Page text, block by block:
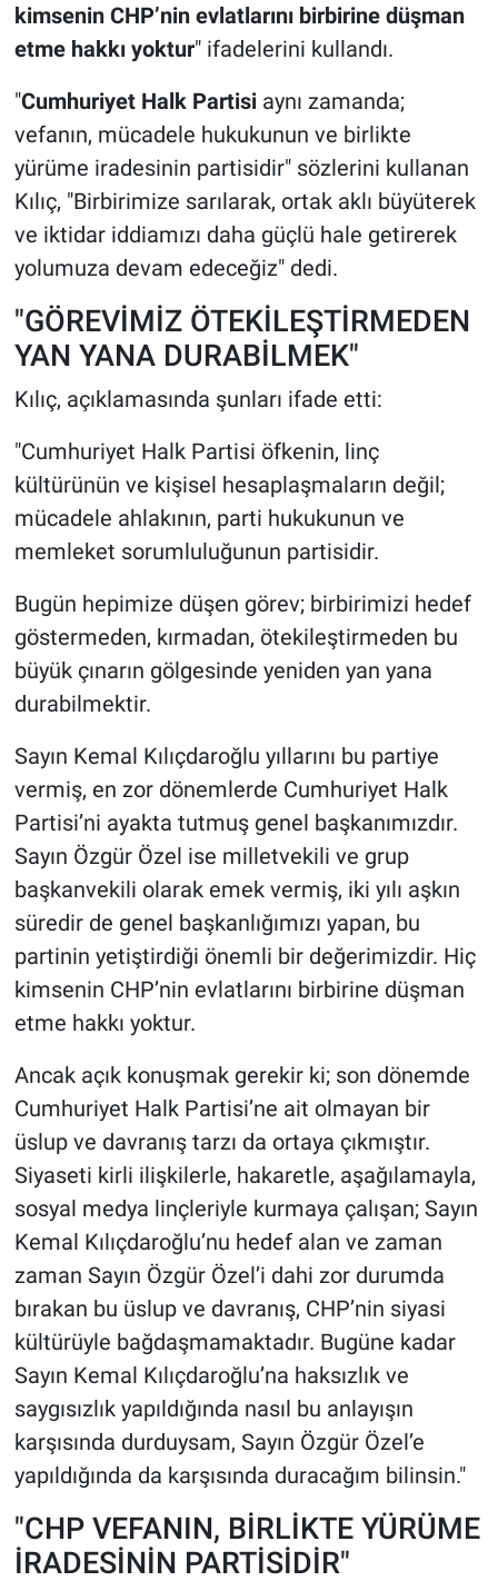
kimsenin CHP’nin evlatlarını birbirine düşman
etme hakkı yoktur" ifadelerini kullandı.
"Cumhuriyet Halk Partisiaynı zamanda;
vefanın, mücadele hukukunun ve birlikte
yürüme iradesinin partisidir" sözlerini kullanan
Kılıç, "Birbirimize sarılarak, ortak aklı büyüterek
ve iktidar iddiamızı daha güçlü hale getirerek
yolumuza devam edeceğiz" dedi.
"GÖREVİMİZ ÖTEKİLEŞTİRMEDEN
YAN YANA DURABİLMEK"
Kılıç, açıklamasında şunları ifade etti:
"Cumhuriyet Halk Partisi öfkenin, linç
kültürünün ve kişisel hesaplaşmaların değil;
mücadele ahlakının, parti hukukunun ve
memleket sorumluluğunun partisidir.
Bugün hepimize düşen görev; birbirimizi hedef
göstermeden, kırmadan, ötekileştirmeden bu
büyük çınarın gölgesinde yeniden yan yana
durabilmektir.
Sayın Kemal Kılıçdaroğlu yıllarını bu partiye
vermiş, en zor dönemlerde Cumhuriyet Halk
Partisi’ni ayakta tutmuş genel başkanımızdır.
Sayın Özgür Özel ise milletvekili ve grup
başkanvekili olarak emek vermiş, iki yılı aşkın
süredir de genel başkanlığımızı yapan, bu
partinin yetiştirdiği önemli bir değerimizdir. Hiç
kimsenin CHP’nin evlatlarını birbirine düşman
etme hakkı yoktur.
Ancak açık konuşmak gerekir ki; son dönemde
Cumhuriyet Halk Partisi’ne ait olmayan bir
üslup ve davranış tarzı da ortaya çıkmıştır.
Siyaseti kirli ilişkilerle, hakaretle, aşağılamayla,
sosyal medya linçleriyle kurmaya çalışan; Sayın
Kemal Kılıçdaroğlu’nu hedef alan ve zaman
zaman Sayın Özgür Özel’i dahi zor durumda
bırakan bu üslup ve davranış, CHP’nin siyasi
kültürüyle bağdaşmamaktadır. Bugüne kadar
Sayın Kemal Kılıçdaroğlu’na haksızlık ve
saygısızlık yapıldığında nasıl bu anlayışın
karşısında durduysam, Sayın Özgür Özel’e
yapıldığında da karşısında duracağım bilinsin."
"CHP VEFANIN, BİRLİKTE YÜRÜME
İRADESİNİN PARTİSİDİR"